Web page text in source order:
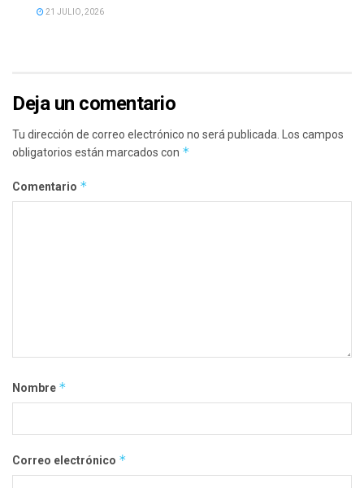
21 JULIO, 2026
Deja un comentario
Tu dirección de correo electrónico no será publicada. Los campos
obligatorios están marcados con *
Comentario *
Nombre *
Correo electrónico *